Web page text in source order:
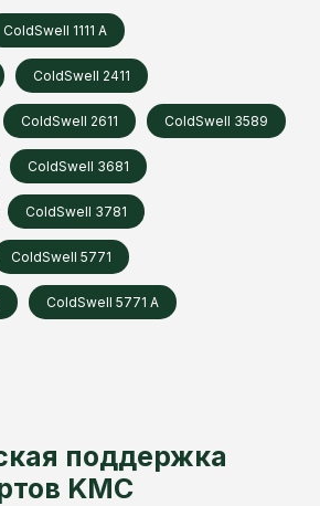
ColdSwell 1111 A
ColdSwell 2411
ColdSwell 2611 ColdSwell 3589
ColdSwell 3681
ColdSwell 3781
ColdSwell 5771
ColdSwell 5771 A
поддержка
KMC